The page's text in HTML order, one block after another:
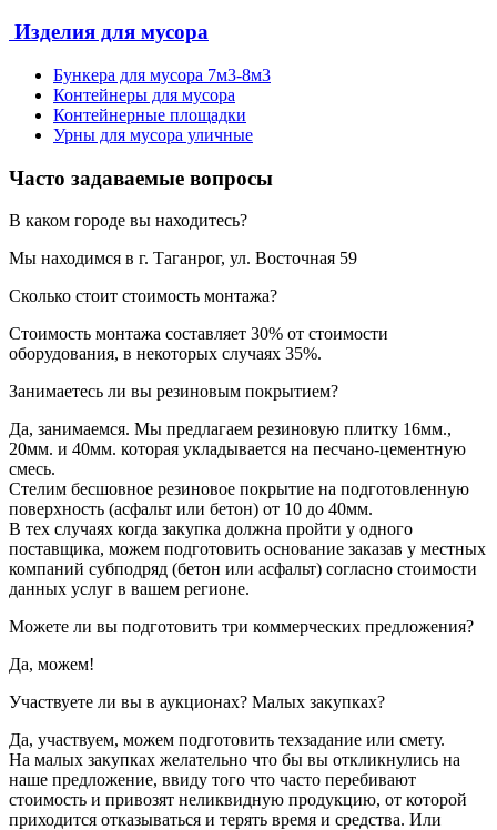
Изделия для мусора
Бункера для мусора 7м3-8м3
Контейнеры для мусора
Контейнерные площадки
Урны для мусора уличные
Часто задаваемые вопросы
В каком городе вы находитесь?
Мы находимся в г. Таганрог, ул. Восточная 59
Сколько стоит стоимость монтажа?
Стоимость монтажа составляет 30% от стоимости
оборудования, в некоторых случаях 35%.
Занимаетесь ли вы резиновым покрытием?
Да, занимаемся. Мы предлагаем резиновую плитку 16мм.,
20мм. и 40мм. которая укладывается на песчано-цементную
смесь.
Стелим бесшовное резиновое покрытие на подготовленную
поверхность (асфальт или бетон) от 10 до 40мм.
В тех случаях когда закупка должна пройти у одного
поставщика, можем подготовить основание заказав у местных
компаний субподряд (бетон или асфальт) согласно стоимости
данных услуг в вашем регионе.
Можете ли вы подготовить три коммерческих предложения?
Да, можем!
Участвуете ли вы в аукционах? Малых закупках?
Да, участвуем, можем подготовить техзадание или смету.
На малых закупках желательно что бы вы откликнулись на
наше предложение, ввиду того что часто перебивают
стоимость и привозят неликвидную продукцию, от которой
приходится отказываться и терять время и средства. Или